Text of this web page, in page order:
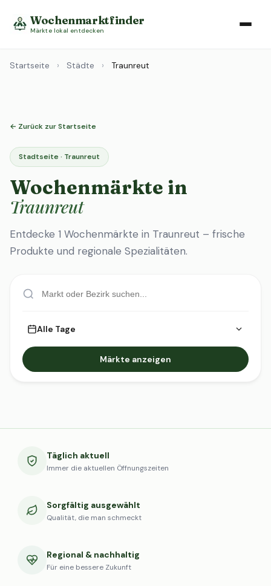
Wochenmarktfinder
Märkte lokal entdecken
Startseite › Städte › Traunreut
← Zurück zur Startseite
Stadtseite · Traunreut
Wochenmärkte in
Traunreut
Entdecke 1 Wochenmärkte in Traunreut – frische
Produkte und regionale Spezialitäten.
Alle Tage
Märkte anzeigen
Täglich aktuell
Immer die aktuellen Öffnungszeiten
Sorgfältig ausgewählt
Qualität, die man schmeckt
Regional & nachhaltig
Für eine bessere Zukunft